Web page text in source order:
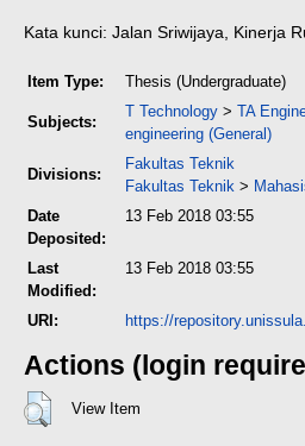
Kata kunci: Jalan Sriwijaya, Kinerja
Item Type: Thesis (Undergraduate)
Subjects:
T Technology > TA
engineering (General)
Divisions:
Fakultas Teknik
Fakultas Teknik >
Date
Deposited:
13 Feb 2018 03:55
Last
Modified:
13 Feb 2018 03:55
URI: https://
Actions (login
View Item